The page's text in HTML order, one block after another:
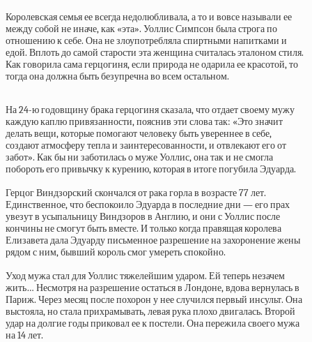
Королевская семья ее всегда недолюбливала, а то и вовсе называли ее
между собой не иначе, как «эта». Уоллис Симпсон была строга по
отношению к себе. Она не злоупотребляла спиртными напитками и
едой. Вплоть до самой старости эта женщина считалась эталоном стиля.
Как говорила сама герцогиня, если природа не одарила ее красотой, то
тогда она должна быть безупречна во всем остальном.
На 24-ю годовщину брака герцогиня сказала, что отдает своему мужу
каждую каплю привязанности, пояснив эти слова так: «Это значит
делать вещи, которые помогают человеку быть увереннее в себе,
создают атмосферу тепла и заинтересованности, и отвлекают его от
забот». Как бы ни заботилась о муже Уоллис, она так и не смогла
побороть его привычку к курению, которая в итоге погубила Эдуарда.
Герцог Виндзорский скончался от рака горла в возрасте 77 лет.
Единственное, что беспокоило Эдуарда в последние дни — его прах
увезут в усыпальницу Виндзоров в Англию, и они с Уоллис после
кончины не смогут быть вместе. И только когда правящая королева
Елизавета дала Эдуарду письменное разрешение на захоронение жены
рядом с ним, бывший король смог умереть спокойно.
Уход мужа стал для Уоллис тяжелейшим ударом. Ей теперь незачем
жить… Несмотря на разрешение остаться в Лондоне, вдова вернулась в
Париж. Через месяц после похорон у нее случился первый инсульт. Она
выстояла, но стала прихрамывать, левая рука плохо двигалась. Второй
удар на долгие годы приковал ее к постели. Она пережила своего мужа
на 14 лет.